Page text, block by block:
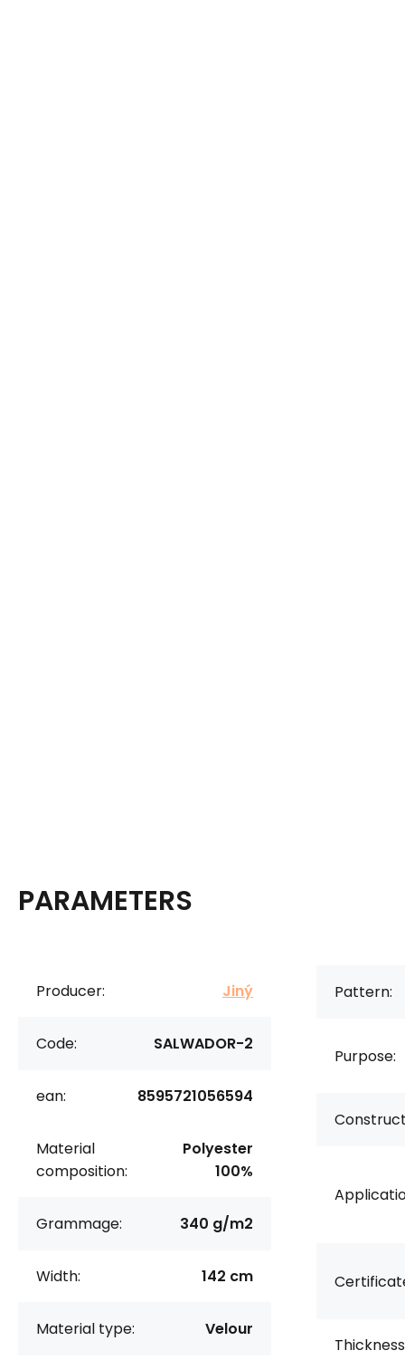
PARAMETERS
Producer: Jiný
Code: SALWADOR-2
ean: 8595721056594
Material
composition:
Polyester
100%
Grammage: 340 g/m2
Width: 142 cm
Material type: Velour
Pattern:
Purpose: